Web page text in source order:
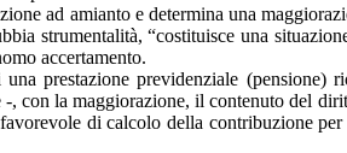
ad amianto e determina una
strumentalità, “costituisce una
accertamento.
prestazione previdenziale (pensione)
con la maggiorazione, il contenuto del
di calcolo della contribuzione